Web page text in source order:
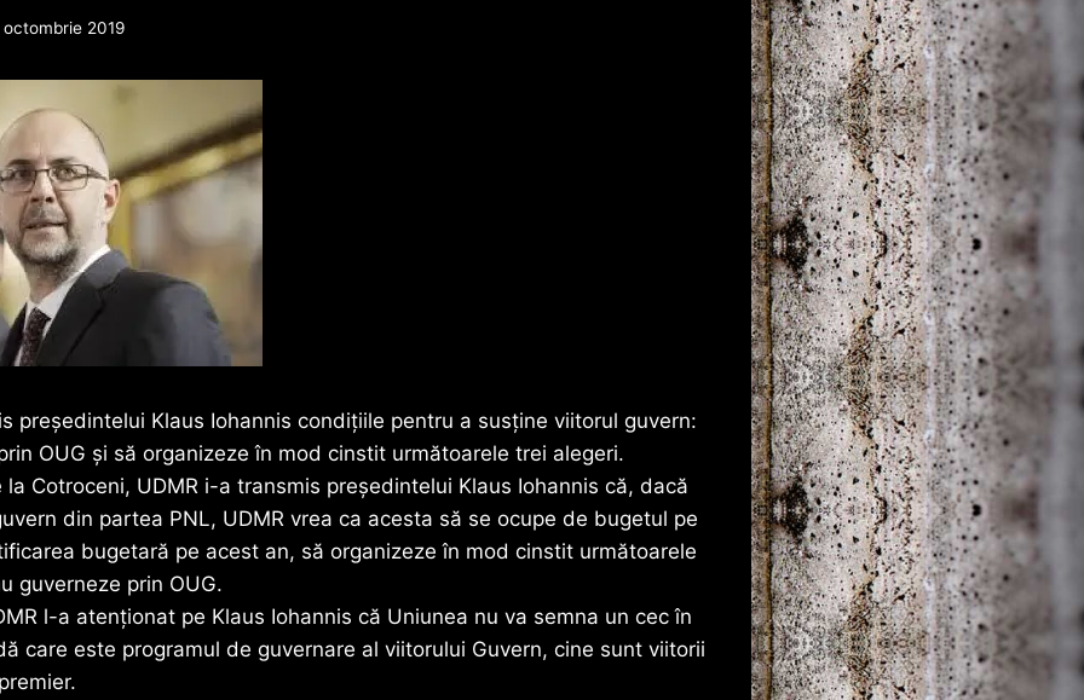
octombrie 2019
preşedintelui Klaus Iohannis condiţiile pentru a susţine viitorul guvern:
OUG şi să organizeze în mod cinstit următoarele trei alegeri.
Cotroceni, UDMR i-a transmis preşedintelui Klaus Iohannis că, dacă
din partea PNL, UDMR vrea ca acesta să se ocupe de bugetul pe
bugetară pe acest an, să organizeze în mod cinstit următoarele
guverneze prin OUG.
l-a atenţionat pe Klaus Iohannis că Uniunea nu va semna un cec în
care este programul de guvernare al viitorului Guvern, cine sunt viitorii